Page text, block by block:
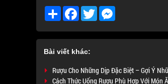
Share Facebook
Twitter
Bài viết khác:
Rượu Cho Những Dịp Đặc Biệt – Gợi Ý
Cách Thức Uống Rượu Phù Hợp Với Món